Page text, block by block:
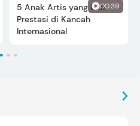
00:39
5 Anak Artis yang Ukir
Prestasi di Kancah
Internasional